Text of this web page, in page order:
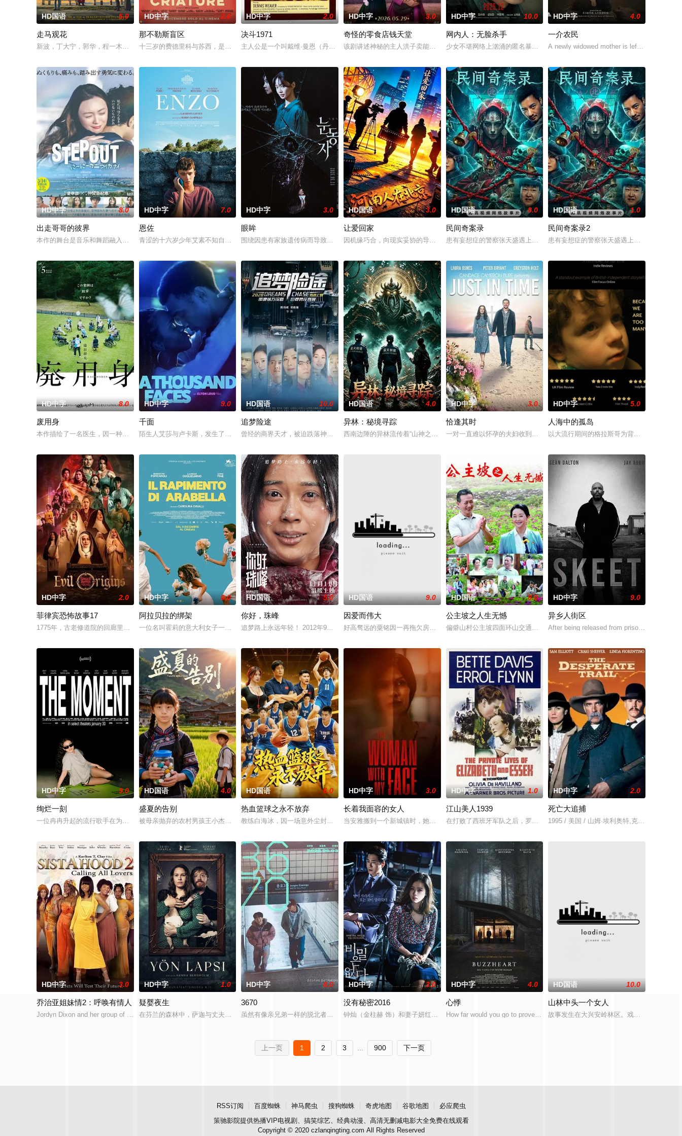
HD国语 5.0
走马观花
新波，丁大宁，郭华，程一木他们毕业于同一所大学。他们和很多年轻人一样，自以为是，敏感错弱，没有被认可的才华。他们来自不同的地方，却有一个共同
HD中字 2.0
那不勒斯盲区
十三岁的费德里科与苏西，是那不勒斯两大死敌大佬的后代。突然间生活变成了一场绝望的狂飙，彻底脱离掌控并彻底改变了命运。但在这里他们也将迎来一个
HD中字 2.0
决斗1971
主人公是一个叫戴维·曼恩（丹尼斯·韦弗 Dennis Weaver 饰）的中年男人，这天他在空无一人的州际公路上独自驾车。随后一辆大卡车出现
HD中字 3.0
奇怪的零食店钱天堂
该剧讲述神秘的主人洪子卖能够实现人们愿望的神秘零食，以及人们来到那里展开一段魔法般的故事。
HD中字 10.0
网内人：无脸杀手
少女不堪网络上汹涌的匿名暴力，选择结束年轻的生命。悲愤的家属委托私家
HD中字 4.0
一介农民
A newly widowed mother is left with the care
HD中字 8.0
出走哥哥的彼界
本作的舞台是音乐和舞蹈融入生活的冲绳。与母亲朱音、妹妹舞一起生活的照屋踊，憧憬舞蹈学校的丽莎，开始了舞蹈生涯。朱音为了支撑家数在酒吧工作，不
HD中字 7.0
恩佐
青涩的十六岁少年艾素不知自己想要什么，却清楚自己不要什么：父母享受的中产生活、哥哥向往的名校前途。砌砖建墙，朴拙的体力劳动，来得实实在在；乌
HD中字 3.0
眼眸
围绕因患有家族遗传病而导致视力逐渐丧失的摄影师瑞真展开。在面对跨越视力障碍、好不容易成为陶艺家却离奇身亡的双胞胎妹妹瑞音时，瑞真孤身
HD国语 3.0
让爱回家
因机缘巧合，向现实妥协的导演朱达仁萌生拍一部《河南人在北京》电影的念头，在说服主编姚松、老乡韩战、二房
HD国语 8.0
民间奇案录
患有妄想症的警察张天盛遇上一起离奇的神像杀人事件，勘案过程中，牵引出“
HD国语 1.0
民间奇案录2
患有妄想症的警察张天盛遇上一起离奇的神
HD中字 8.0
废用身
本作描绘了一名医生，因一种围绕“废用身”——因瘫痪等原因已无恢复可能的四肢——的治疗方法，而一步步踏入在追求理想的理性与疯狂之间摇摆的危险领
HD中字 9.0
千面
陌生人艾莎与卢卡斯，发生了一场荒唐意外的一夜情。突如其来的警方封锁，令两人被迫困在奥克兰的公寓里，不得不朝夕共处。长夜漫漫，诡异怪事接连频发
HD国语 10.0
追梦险途
曾经的商界天才，被迫跌落神坛。被那微不足道的成就麻醉过后他该如何面对现实，能改变他的命运的是谁？什么才是生命价值的真谛？面对客户苦楚
HD国语 4.0
异林：秘境寻踪
西南边陲的异林流传着“山神之眼”的恐怖传说，生物系学生苏瑶与同学进山科考，却因遭遇飓风来袭而失联。救援
HD中字 3.0
恰逢其时
一对一直难以怀孕的夫妇收到了陌生人送来的一块古董手表，妻子意识到她寻求
HD中字 5.0
人海中的孤岛
以大流行期间的格拉斯哥为背景，一位单身
HD中字 2.0
菲律宾恐怖故事17
1775年，古老修道院的回廊里恶灵潜藏，血腥诅咒悄然蔓延，修女们接连坠入死亡深渊；2025年万圣节狂欢夜，面具杀手突袭街头，热闹派对秒变屠宰
HD中字 8.0
阿拉贝拉的绑架
一位名叫霍莉的意大利女子一直坚信自己是错误的版本，直到遇见一位改变了她看法的7岁女孩。
HD国语 5.0
你好，珠峰
追梦路上永远年轻！ 2012年9月28号，来自北京的27岁杭州姑娘杨晨，和她的小伙伴徒步尼泊尔珠峰南坡，追梦路上遭遇喜马拉雅空难，杨晨的父亲
HD国语 9.0
因爱而伟大
好高骛远的粟铭因一再拖欠房租而被房东扫地出门，妻子也不堪忍受离他而去，粟铭独自带着6岁孩子，无路可走，
HD国语 8.0
公主坡之人生无憾
偏僻山村公主坡四面环山交通不便，多为留守老人妇女儿童。退休市文化局干
HD中字 9.0
异乡人街区
After being released from prison, Billy
HD中字 9.0
绚烂一刻
一位冉冉升起的流行歌手在为她的巡回演唱会首秀做准备的同时，努力应对名利和行业压力的复杂压力，揭示了地下文化向主流成功的转变。
HD国语 4.0
盛夏的告别
被母亲抛弃的农村男孩王小杰在这个夏天遇到了因为父母吵架而被母亲送到农村奶奶家的女孩何心琪，两人从相识到慢慢敞开心扉说出彼此的秘密，共同面对成
HD国语 6.0
热血篮球之永不放弃
教练白海冰，因一场意外尘封篮球梦。为完成病危师兄的嘱托，他接手一支被嘲为“无胜利队”的业余球队。当一群问题少年遇上背负阴影的教练，他们
HD中字 3.0
长着我面容的女人
当安雅搬到一个新城镇时，她发现自己有一个同卵双胞胎姐妹，名叫莎拉，但她们并不知道她们在出生时就分开了
HD中字 1.0
江山美人1939
在打败了西班牙军队之后，罗伯特（埃罗尔·弗林 Errol Flynn 饰）在万众瞩目之
HD中字 2.0
死亡大追捕
1995 / 美国 / 山姆·埃利奥特,克莱格·谢佛,琳
HD中字 3.0
乔治亚姐妹情2：呼唤有情人
Jordyn Dixon and her group of girlfriends are working to better themse
HD中字 1.0
疑婴夜生
在芬兰的森林中，萨迦与丈夫乔恩迎来了为人父母的新篇章。然而萨迦的喜悦被一股令人发寒的疑惧笼罩——她对新生儿产生了不为人知的猜疑，而乔恩对此一
HD中字 8.0
3670
虽然有像亲兄弟一样的脱北者朋友，但为了隐藏自己同性恋身份而感到孤独的脱北青年哲俊，平生第一次鼓起勇气踏入韩国同性恋社区。在酒吧认识的
HD中字 3.0
没有秘密2016
钟灿（金柱赫 饰）和妻子妍红（孙艺珍 饰）结婚多年，膝下有一可爱的女儿，两人男才女貌，在外人眼中是如同神
HD中字 4.0
心悸
How far would you go to prove your love when a family pushes your limi
HD国语 10.0
山林中头一个女人
故事发生在大兴安岭林区。戏剧学院学生林
上一页 1 2 3 ... 900 下一页
RSS订阅 百度蜘蛛 神马爬虫 搜狗蜘蛛 奇虎地图 谷歌地图
必应爬虫
策驰影院提供热播VIP电视剧、搞笑综艺、经典动漫、高清无删减电影大全免费在线观看
Copyright © 2020 czlanqingting.com All Rights Reserved